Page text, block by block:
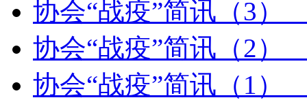
协会“战疫”简讯（3
协会“战疫”简讯（2
协会“战疫”简讯（1